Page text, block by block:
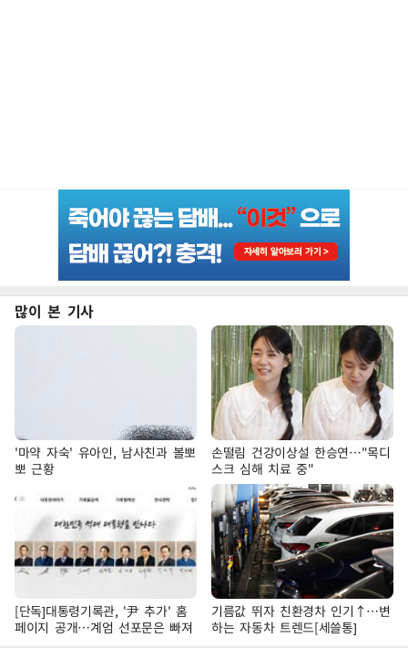
많이 본 기사
'마약 자숙' 유아인, 남사친과 볼뽀
뽀 근황
손떨림 건강이상설 한승연…"목디
스크 심해 치료 중"
[단독]대통령기록관, '尹 추가' 홈
페이지 공개…계엄 선포문은 빠져
기름값 뛰자 친환경차 인기↑…변
하는 자동차 트렌드[세쓸통]